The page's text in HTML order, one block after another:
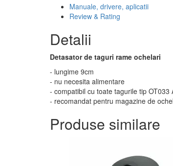
Manuale, drivere, aplicatii
Review & Rating
Detalii
Detasator de taguri rame ochelari
- lungime 9cm
- nu necesita alimentare
- compatibil cu toate tagurile tip OT033
- recomandat pentru magazine de
Produse similare